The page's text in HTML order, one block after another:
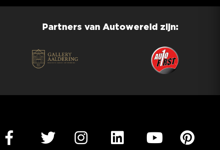
Partners van Autowereld zijn: